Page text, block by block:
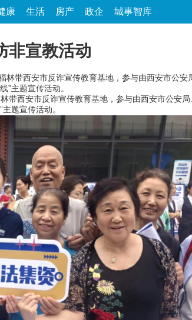
康 生活 房产 政企 城事智库
非宣教活动
带西安市反诈宣传教育基地，参与由西安市公安
”主题宣传活动。
西安市反诈宣传教育基地，参与由西安市公安局
题宣传活动。